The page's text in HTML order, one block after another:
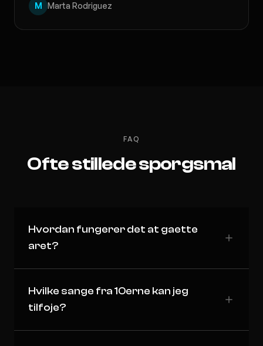
M Marta Rodriguez
FAQ
Ofte stillede sporgsmal
Hvordan fungerer det at gaette
aret?
Hvilke sange fra 10erne kan jeg
tilfoje?